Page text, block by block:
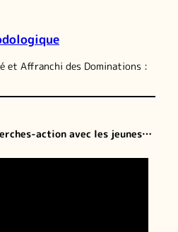
et Affranchi des Dominations :
action avec les jeunes…